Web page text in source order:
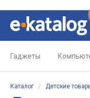
Гаджеты
Каталог / Детские